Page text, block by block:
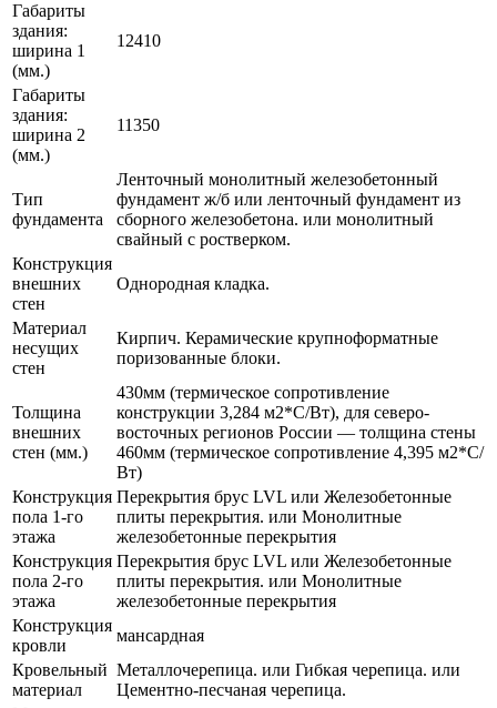
Габариты
здания:
ширина 1
(мм.)
12410
Габариты
здания:
ширина 2
(мм.)
11350
Тип
фундамента
Ленточный монолитный железобетонный
фундамент ж/б или ленточный фундамент из
сборного железобетона. или монолитный
свайный с ростверком.
Конструкция
внешних
стен
Однородная кладка.
Материал
несущих
стен
Кирпич. Керамические крупноформатные
поризованные блоки.
Толщина
внешних
стен (мм.)
430мм (термическое сопротивление
конструкции 3,284 м2*С/Вт), для северо-
восточных регионов России — толщина стены
460мм (термическое сопротивление 4,395 м2*С/
Вт)
Конструкция
пола 1-го
этажа
Перекрытия брус LVL или Железобетонные
плиты перекрытия. или Монолитные
железобетонные перекрытия
Конструкция
пола 2-го
этажа
Перекрытия брус LVL или Железобетонные
плиты перекрытия. или Монолитные
железобетонные перекрытия
Конструкция
кровли
мансардная
Кровельный
материал
Металлочерепица. или Гибкая черепица. или
Цементно-песчаная черепица.